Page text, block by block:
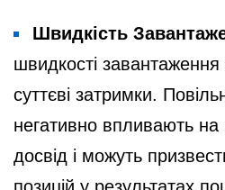
Швидкість
швидкості
суттєві затримки.
негативно впливають на
досвід і можуть